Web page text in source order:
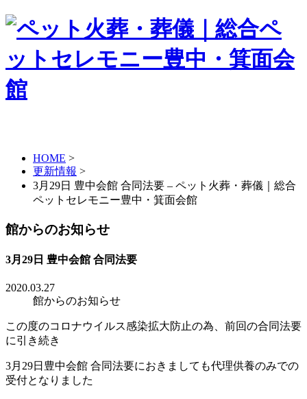
HOME >
更新情報 >
3月29日 豊中会館 合同法要 – ペット火葬・葬儀｜総合
ペットセレモニー豊中・箕面会館
館からのお知らせ
3月29日 豊中会館 合同法要
2020.03.27
館からのお知らせ
この度のコロナウイルス感染拡大防止の為、前回の合同法要
に引き続き
3月29日豊中会館 合同法要におきましても代理供養のみでの
受付となりました